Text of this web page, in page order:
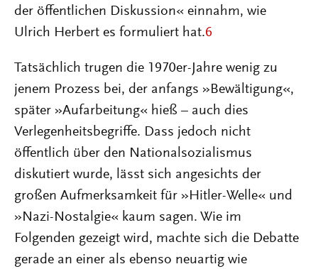
der öffentlichen Diskussion« einnahm, wie
Ulrich Herbert es formuliert hat.6
Tatsächlich trugen die 1970er-Jahre wenig zu
jenem Prozess bei, der anfangs »Bewältigung«,
später »Aufarbeitung« hieß – auch dies
Verlegenheitsbegriffe. Dass jedoch nicht
öffentlich über den Nationalsozialismus
diskutiert wurde, lässt sich angesichts der
großen Aufmerksamkeit für »Hitler-Welle« und
»Nazi-Nostalgie« kaum sagen. Wie im
Folgenden gezeigt wird, machte sich die Debatte
gerade an einer als ebenso neuartig wie